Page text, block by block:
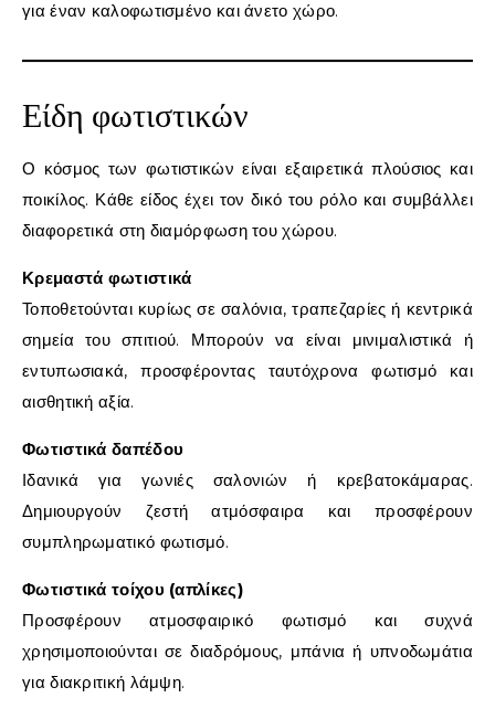
για έναν καλοφωτισμένο και άνετο χώρο.
Είδη φωτιστικών
Ο κόσμος των φωτιστικών είναι εξαιρετικά πλούσιος και
ποικίλος. Κάθε είδος έχει τον δικό του ρόλο και συμβάλλει
διαφορετικά στη διαμόρφωση του χώρου.
Κρεμαστά φωτιστικά
Τοποθετούνται κυρίως σε σαλόνια, τραπεζαρίες ή κεντρικά
σημεία του σπιτιού. Μπορούν να είναι μινιμαλιστικά ή
εντυπωσιακά, προσφέροντας ταυτόχρονα φωτισμό και
αισθητική αξία.
Φωτιστικά δαπέδου
Ιδανικά για γωνιές σαλονιών ή κρεβατοκάμαρας.
Δημιουργούν ζεστή ατμόσφαιρα και προσφέρουν
συμπληρωματικό φωτισμό.
Φωτιστικά τοίχου (απλίκες)
Προσφέρουν ατμοσφαιρικό φωτισμό και συχνά
χρησιμοποιούνται σε διαδρόμους, μπάνια ή υπνοδωμάτια
για διακριτική λάμψη.